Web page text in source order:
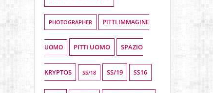
PHOTOGRAPHER PITTI IMMAGINE
UOMO PITTI UOMO SPAZIO
KRYPTOS SS/18 SS/19 SS16